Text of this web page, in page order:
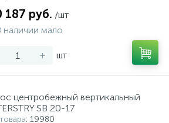
187 руб. /шт
наличии мало
+ шт
центробежный вертикальный
SB 20-17
: 19980